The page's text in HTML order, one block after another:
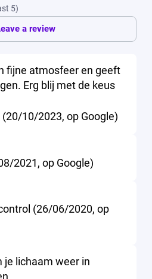
5)
a review
fijne atmosfeer en geeft
Erg blij met de keus
(20/10/2023, op Google)
2021, op Google)
(26/06/2020, op
je lichaam weer in